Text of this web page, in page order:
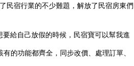
民宿行業的不少難題，解放了民宿房東們
給自己放假的時候，民宿寶可以幫我進
的功能都齊全，同步改價、處理訂單、